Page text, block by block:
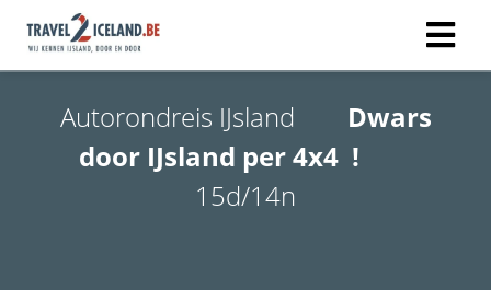
Autorondreis IJsland
Dwars
door IJsland per 4x4 !
15d/14n